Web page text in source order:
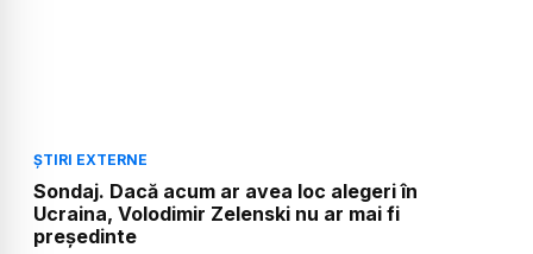
ȘTIRI EXTERNE
Sondaj. Dacă acum ar avea loc alegeri în
Ucraina, Volodimir Zelenski nu ar mai fi
președinte